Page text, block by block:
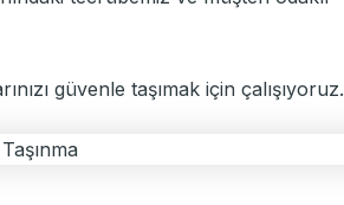
güvenle taşımak için çalışıyoruz.